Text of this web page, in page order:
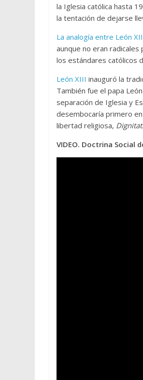
la Iglesia católica hasta
la tentación de dejarse
La analogía entre León
aunque no eran
los estándares católicos
León XIII inauguró la
También fue el papa
separación de Iglesia y
desembocaría primero
libertad religiosa,
VIDEO. Doctrina Social